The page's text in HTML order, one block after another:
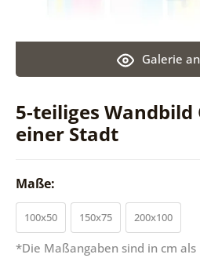
5-teiliges Wandbild
einer Stadt
Galerie
Maße:
100x50 150x75 200x100
*Die Maßangaben sind in cm als